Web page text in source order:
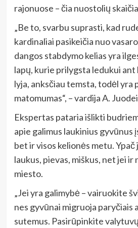
rajonuose – čia nuostolių
„Be to, svarbu suprasti, kad
kardinaliai pasikeičia nuo
dangos stabdymo kelias yra
lapų, kurie prilygsta ledukui ant
lyja, anksčiau temsta, todėl yra
matomumas“, – vardija A.
Ekspertas pataria išlikti
apie galimus laukinius gyvūnus
bet ir visos kelionės metu.
laukus, pievas, miškus, net jei
miesto.
„Jei yra galimybė – vairuokite
nes gyvūnai migruoja paryčiais
sutemus. Pasirūpinkite